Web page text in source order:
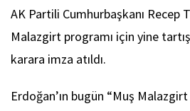
AK Partili Cumhurbaşkanı Recep
Malazgirt programı için yine
karara imza atıldı.
Erdoğan’ın bugün “Muş